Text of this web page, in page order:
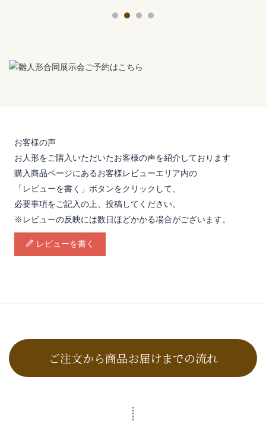
お客様の声
お人形をご購入いただいたお客様の声を紹介しております
購入商品ページにあるお客様レビューエリア内の
「レビューを書く」ボタンをクリックして、
必要事項をご記入の上、投稿してください。
※レビューの反映には数日ほどかかる場合がございます。
レビューを書く
ご注文から商品お届けまでの流れ